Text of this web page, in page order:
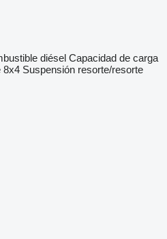
diésel Capacidad de carga
8x4 Suspensión resorte/resorte